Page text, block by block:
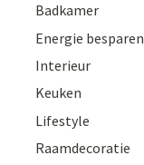
Badkamer
Energie besparen
Interieur
Keuken
Lifestyle
Raamdecoratie